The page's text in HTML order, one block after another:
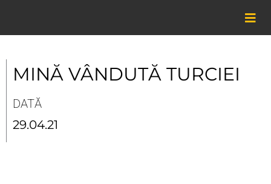
content
MINĂ VÂNDUTĂ TURCIEI
DATĂ
29.04.21